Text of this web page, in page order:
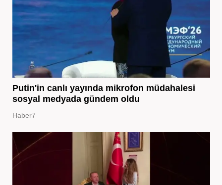
Putin'in canlı yayında mikrofon müdahalesi
sosyal medyada gündem oldu
Haber7